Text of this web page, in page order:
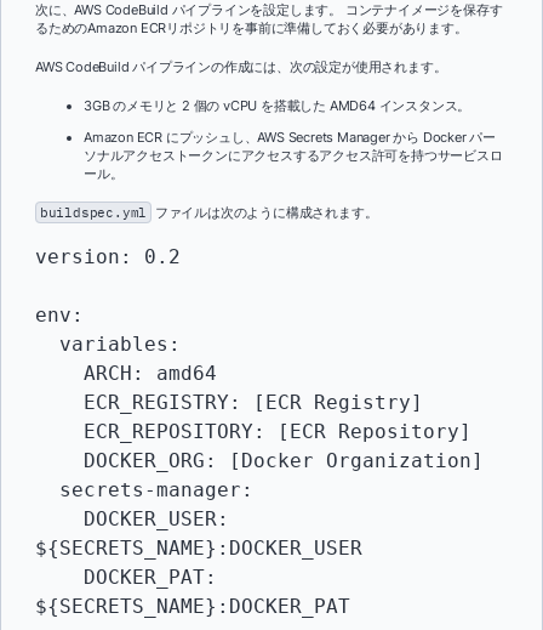
次に、AWS CodeBuild パイプラインを設定します。 コンテナイメージを保存す
るためのAmazon ECRリポジトリを事前に準備しておく必要があります。
AWS CodeBuild パイプラインの作成には、次の設定が使用されます。
3GB のメモリと 2 個の vCPU を搭載した AMD64 インスタンス。
Amazon ECR にプッシュし、AWS Secrets Manager から Docker パー
ソナルアクセストークンにアクセスするアクセス許可を持つサービスロ
ール。
buildspec.yml ファイルは次のように構成されます。
version: 0.2
env:
${SECRETS_NAME}:DOCKER_USER
${SECRETS_NAME}:DOCKER_PAT